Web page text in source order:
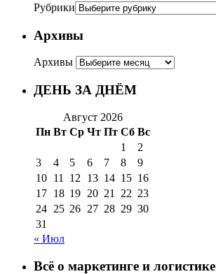
Рубрики
Архивы
Архивы
ДЕНЬ ЗА ДНЁМ
Август 2026
Пн Вт Ср Чт Пт Сб Вс
1
2
3
4 5 6 7 8
9
10 11 12 13 14 15 16
17 18 19 20 21 22 23
24 25 26 27 28 29 30
31
« Июл
Всё о маркетинге и логистике